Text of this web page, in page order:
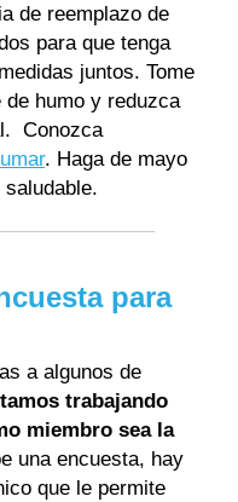
de reemplazo de
para que tenga
juntos. Tome
humo y reduzca
Conozca
. Haga de mayo
para
a algunos de
trabajando
miembro sea la
una encuesta, hay
que le permite